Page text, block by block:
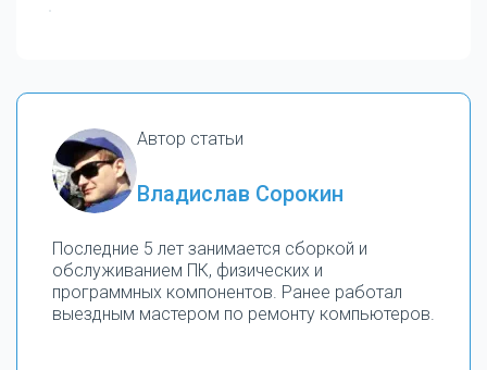
Автор статьи
Владислав Сорокин
Последние 5 лет занимается сборкой и
обслуживанием ПК, физических и
программных компонентов. Ранее работал
выездным мастером по ремонту компьютеров.